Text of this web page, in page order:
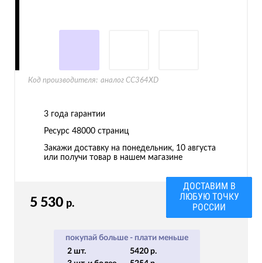
ДОСТАВИМ В
ЛЮБУЮ ТОЧКУ
РОССИИ
5 530 р.
покупай больше - плати меньше
2 шт.
5420 р.
Код производителя: аналог CC364XD
3 года гарантии
Ресурс 48000 страниц
Закажи доставку на понедельник, 10 августа
или получи товар в нашем магазине